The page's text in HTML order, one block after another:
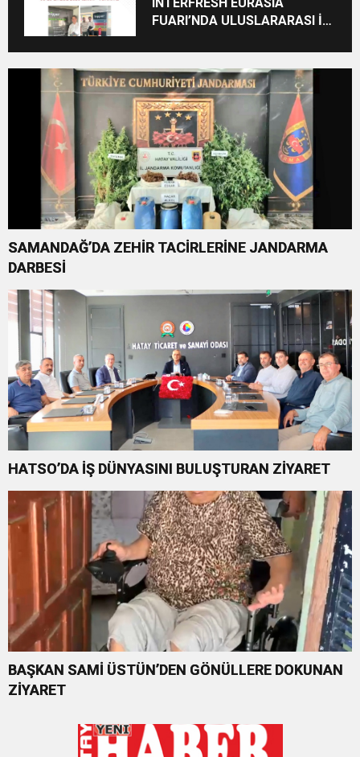
INTERFRESH EURASIA
FUARI’NDA ULUSLARARASI İŞ
BAŞLADI
SAMANDAĞ’DA ZEHİR TACİRLERİNE JANDARMA
DARBESİ
HATSO’DA İŞ DÜNYASINI BULUŞTURAN ZİYARET
BAŞKAN SAMİ ÜSTÜN’DEN GÖNÜLLERE DOKUNAN
ZİYARET